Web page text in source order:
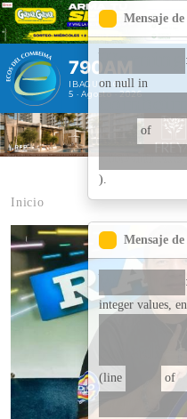
Pasar al contenido principal
790AM
IBAGUÉ - COL
5 · Agosto · 2026
Mensaje
on null in
of
).
Mensaje
integer values,
(line of
Inicio
Contenido multimedia principal